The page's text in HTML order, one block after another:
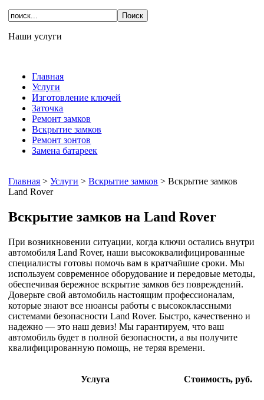
Наши услуги
Главная
Услуги
Изготовление ключей
Заточка
Ремонт замков
Вскрытие замков
Ремонт зонтов
Замена батареек
Главная >Услуги >Вскрытие замков > Вскрытие замков
Land Rover
Вскрытие замков на Land Rover
При возникновении ситуации, когда ключи остались внутри
автомобиля Land Rover, наши высококвалифицированные
специалисты готовы помочь вам в кратчайшие сроки. Мы
используем современное оборудование и передовые методы,
обеспечивая бережное вскрытие замков без повреждений.
Доверьте свой автомобиль настоящим профессионалам,
которые знают все нюансы работы с высококлассными
системами безопасности Land Rover. Быстро, качественно и
надежно — это наш девиз! Мы гарантируем, что ваш
автомобиль будет в полной безопасности, а вы получите
квалифицированную помощь, не теряя времени.
Услуга Стоимость, руб.